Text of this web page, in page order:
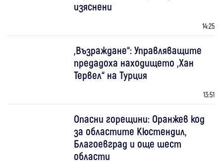
изяснени
14:25
„Възраждане“: Управляващите
предадоха находището „Хан
Тервел“ на Турция
13:51
Опасни горещини: Оранжев код
за областите Кюстендил,
Благоевград и още шест
области